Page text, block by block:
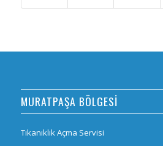
MURATPAŞA BÖLGESİ
Tıkanıklık Açma Servisi